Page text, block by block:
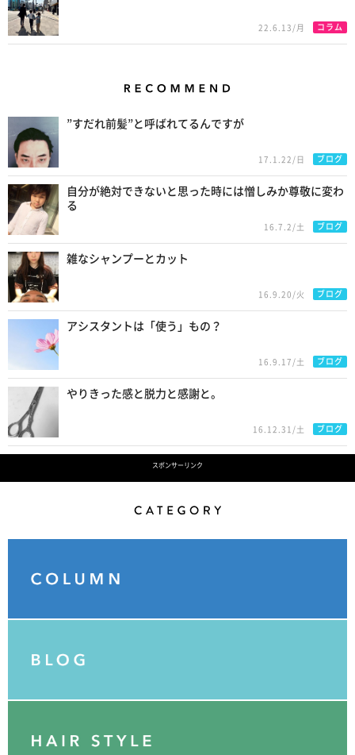
22.6.13/月 コラム
”すだれ前髪”と呼ばれてるんですが
17.1.22/日 ブログ
自分が絶対できないと思った時には憎しみか尊敬に変わ
る
16.7.2/土 ブログ
雑なシャンプーとカット
16.9.20/火 ブログ
アシスタントは「使う」もの？
16.9.17/土 ブログ
やりきった感と脱力と感謝と。
16.12.31/土 ブログ
スポンサーリンク